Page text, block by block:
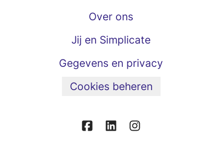
Over ons
Jij en Simplicate
Gegevens en privacy
Cookies beheren